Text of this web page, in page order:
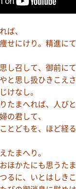
ば、
せにけり。精進に
し召して、御前に
と思し扱ひきこえ
けなし。
たまへれば、人び
の君して、
とどもを、ほど経
たまへり。
ほかたにも思うたま
るに、いとはしき